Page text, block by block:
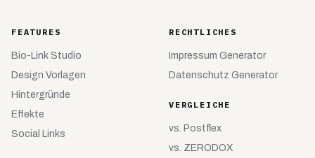
FEATURES
Bio-Link Studio
Design Vorlagen
Hintergründe
Effekte
Social Links
RECHTLICHES
Impressum Generator
Datenschutz Generator
VERGLEICHE
vs. Postflex
vs. ZERODOX